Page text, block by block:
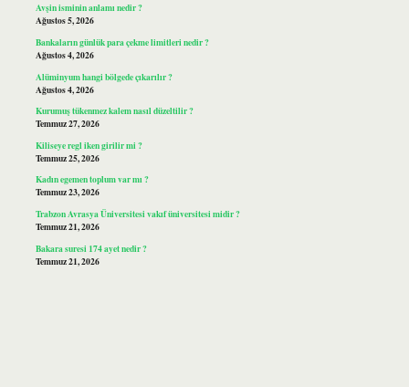
Avşin isminin anlamı nedir ?
Ağustos 5, 2026
Bankaların günlük para çekme limitleri nedir ?
Ağustos 4, 2026
Alüminyum hangi bölgede çıkarılır ?
Ağustos 4, 2026
Kurumuş tükenmez kalem nasıl düzeltilir ?
Temmuz 27, 2026
Kiliseye regl iken girilir mi ?
Temmuz 25, 2026
Kadın egemen toplum var mı ?
Temmuz 23, 2026
Trabzon Avrasya Üniversitesi vakıf üniversitesi midir ?
Temmuz 21, 2026
Bakara suresi 174 ayet nedir ?
Temmuz 21, 2026